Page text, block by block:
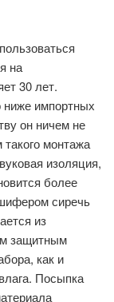
на
30 лет.
ниже импортных
он ничем не
монтажа
изоляция,
более
сиречь
из
защитным
как и
Посыпка